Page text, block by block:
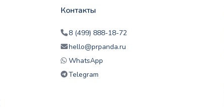
Контакты
8 (499) 888-18-72
hello@prpanda.ru
WhatsApp
Telegram